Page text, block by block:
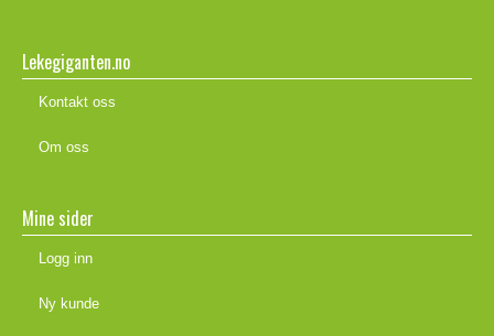
Lekegiganten.no
Kontakt oss
Om oss
Mine sider
Logg inn
Ny kunde